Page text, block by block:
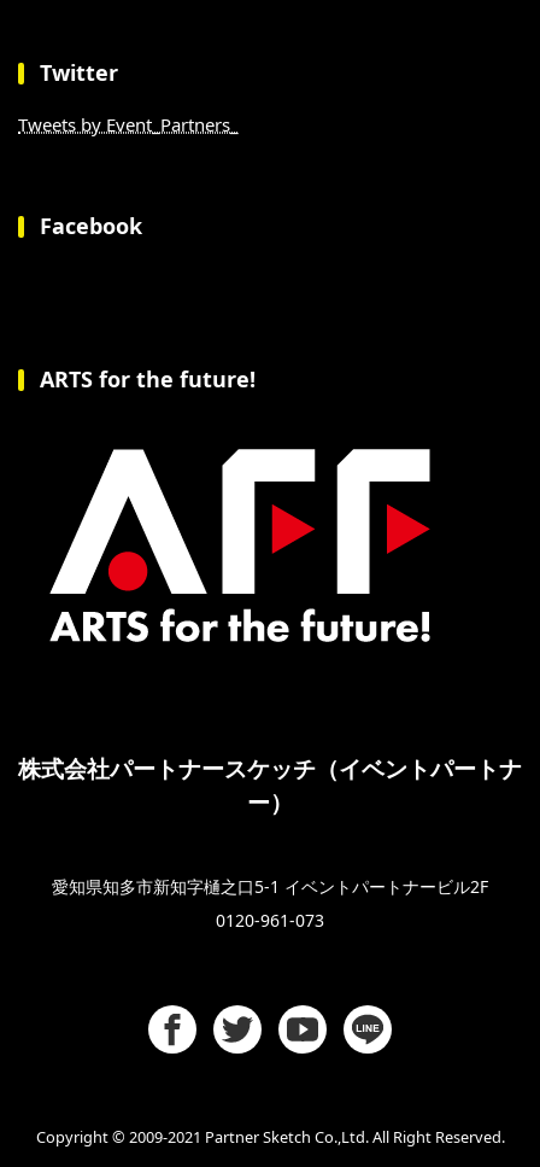
Twitter
Tweets by Event_Partners_
Facebook
ARTS for the future!
株式会社パートナースケッチ（イベントパートナ
ー）
愛知県知多市新知字樋之口5-1 イベントパートナービル2F
0120-961-073
Copyright © 2009-2021 Partner Sketch Co.,Ltd. All Right Reserved.